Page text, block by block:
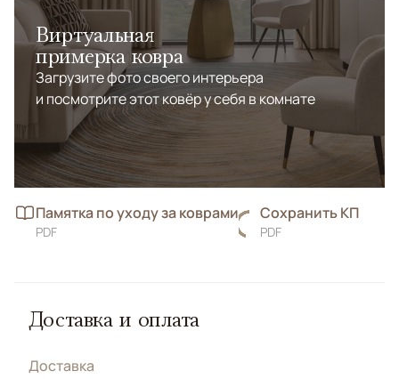
Виртуальная
примерка ковра
Загрузите фото своего интерьера
и посмотрите этот ковёр у себя в комнате
Памятка по уходу за коврами
PDF
Сохранить КП
PDF
Доставка и оплата
Доставка